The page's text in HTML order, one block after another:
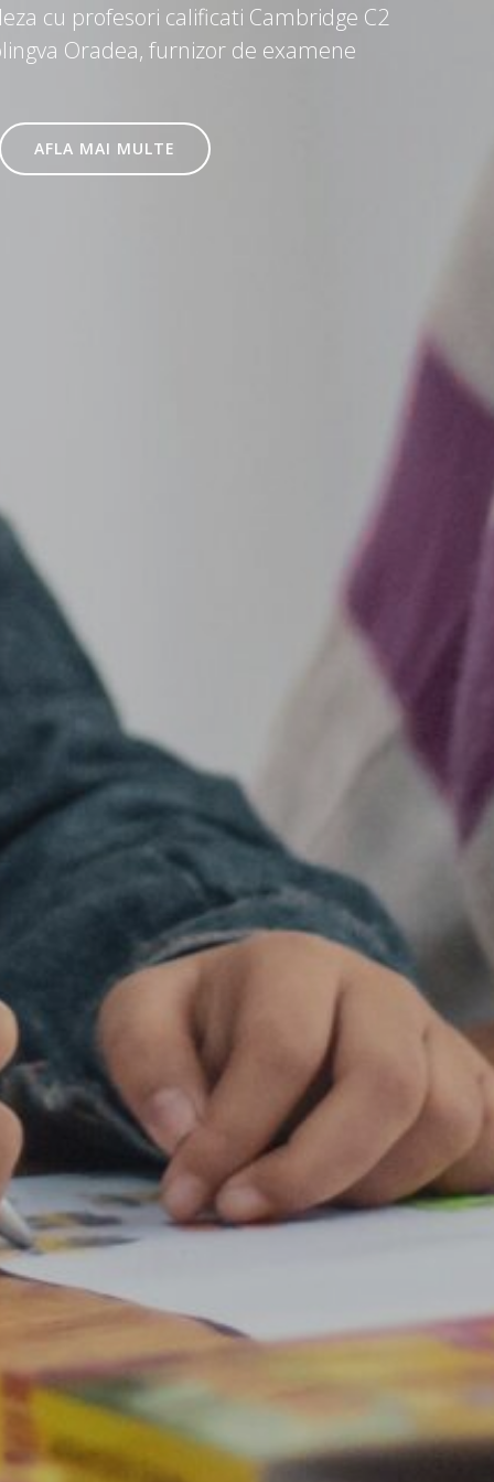
cu profesori calificati Cambridge C2
Oradea, furnizor de examene
AFLA MAI MULTE